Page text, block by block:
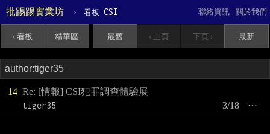
批踢踢實業坊 › 看板 CSI 關於我們
聯絡資訊
‹ 看板 精華區 最舊 ‹ 上頁 下頁 › 最新
14 Re: [情報] CSI犯罪調查體驗展
tiger35
⋯
3/18